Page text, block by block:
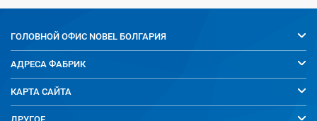
ГОЛОВНОЙ ОФИС NOBEL БОЛГАРИЯ
АДРЕСА ФАБРИК
КАРТА САЙТА